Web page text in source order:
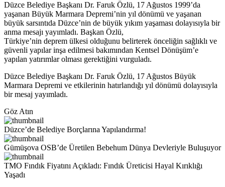
Düzce Belediye Başkanı Dr. Faruk Özlü, 17 Ağustos 1999’da
yaşanan Büyük Marmara Depremi’nin yıl dönümü ve yaşanan
büyük sarsıntıda Düzce’nin de büyük yıkım yaşaması dolayısıyla bir
anma mesajı yayımladı. Başkan Özlü,
Türkiye’nin deprem ülkesi olduğunu belirterek önceliğin sağlıklı ve
güvenli yapılar inşa edilmesi bakımından Kentsel Dönüşüm’e
yapılan yatırımlar olması gerektiğini vurguladı.
Düzce Belediye Başkanı Dr. Faruk Özlü, 17 Ağustos Büyük
Marmara Depremi ve etkilerinin hatırlandığı yıl dönümü dolayısıyla
bir mesaj yayımladı.
Göz Atın
Düzce’de Belediye Borçlarına Yapılandırma!
Gümüşova OSB’de Üretilen Bebehum Dünya Devleriyle Buluşuyor
TMO Fındık Fiyatını Açıkladı: Fındık Üreticisi Hayal Kırıklığı
Yaşadı